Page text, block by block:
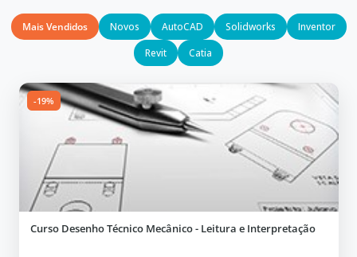
Mais Vendidos Novos AutoCAD Solidworks Inventor
Revit Catia
-19%
Curso Desenho Técnico Mecânico - Leitura e Interpretação